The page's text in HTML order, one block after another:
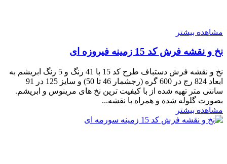
مشاهده بیشتر
نخ و نقشه فرش کد 15 زمینه فیروزه ای
نخ و نقشه فرش دستباف طرح کد 15 با 41 رنگ و 5 رنگ ابریشم به
ابعاد 824 رج در 600 گره (رجشمار 46 تا 50) و سایز 125 در 91
سانتی متر تهیه شده از با کیفیت ترین نخ های مرینوس و ابریشم.
بصورت گلوله شده و همراه با نقشه...
مشاهده بیشتر